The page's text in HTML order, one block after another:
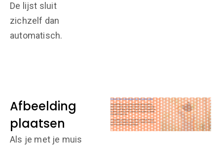
De lijst sluit
zichzelf dan
automatisch.
Afbeelding
plaatsen
Als je met je muis